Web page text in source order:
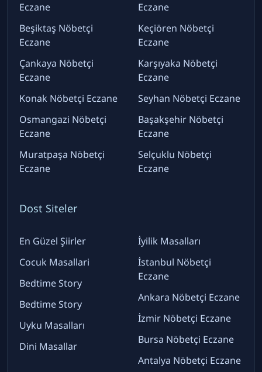
Eczane
Beşiktaş Nöbetçi
Eczane
Çankaya Nöbetçi
Eczane
Konak Nöbetçi Eczane
Osmangazi Nöbetçi
Eczane
Muratpaşa Nöbetçi
Eczane
Eczane
Keçiören Nöbetçi
Eczane
Karşıyaka Nöbetçi
Eczane
Seyhan Nöbetçi Eczane
Başakşehir Nöbetçi
Eczane
Selçuklu Nöbetçi
Eczane
Dost Siteler
En Güzel Şiirler
Cocuk Masallari
Bedtime Story
Bedtime Story
Uyku Masalları
Dini Masallar
İyilik Masalları
İstanbul Nöbetçi
Eczane
Ankara Nöbetçi Eczane
İzmir Nöbetçi Eczane
Bursa Nöbetçi Eczane
Antalya Nöbetçi Eczane